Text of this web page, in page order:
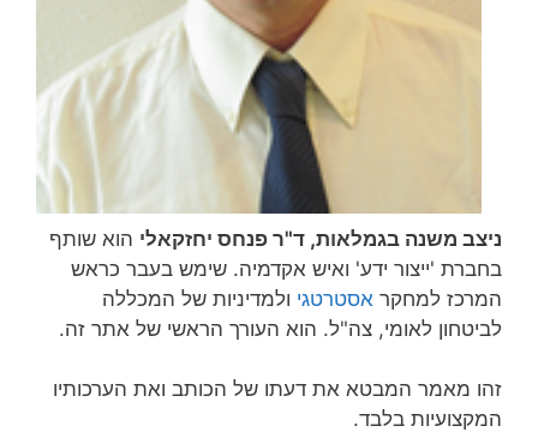
ניצב משנה בגמלאות, ד"ר פנחס יחזקאלי הוא שותף
בחברת 'ייצור ידע' ואיש אקדמיה. שימש בעבר כראש
המרכז למחקר אסטרטגי ולמדיניות של המכללה
לביטחון לאומי, צה"ל. הוא העורך הראשי של אתר זה.
זהו מאמר המבטא את דעתו של הכותב ואת הערכותיו
המקצועיות בלבד.